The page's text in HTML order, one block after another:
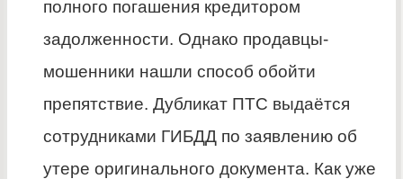
полного погашения кредитором
задолженности. Однако продавцы-
мошенники нашли способ обойти
препятствие. Дубликат ПТС выдаётся
сотрудниками ГИБДД по заявлению об
утере оригинального документа. Как уже